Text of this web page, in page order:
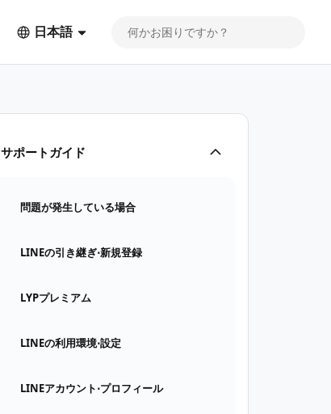
日本語
サポートガイド
問題が発生している場合
LINEの引き継ぎ⋅新規登録
LYPプレミアム
LINEの利用環境⋅設定
LINEアカウント⋅プロフィール